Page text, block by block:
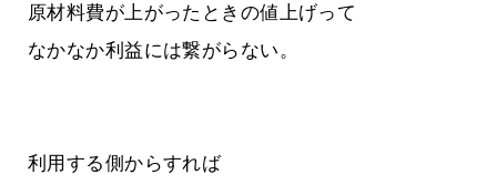
原材料費が上がったときの値上げって
なかなか利益には繋がらない。
利用する側からすれば